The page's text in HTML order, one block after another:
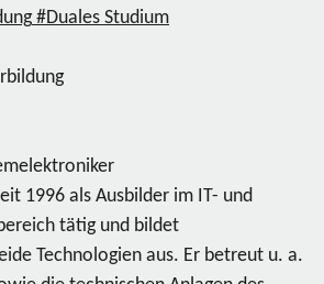
#Duales Studium
1996 als Ausbilder im IT- und
tätig und bildet
Technologien aus. Er betreut u. a.